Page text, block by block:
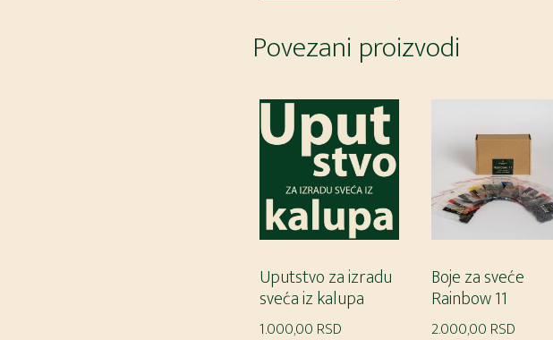
varijanti.
Opcije
izabrane
stranici
proizvoda.
Povezani proizvodi
Uputstvo za izradu
sveća iz kalupa
1.000,00 RSD
Boje za sveće
Rainbow 11
2.000,00 RSD